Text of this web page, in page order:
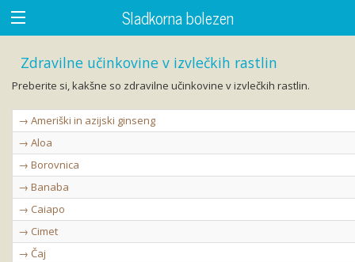
Sladkorna bolezen
Zdravilne učinkovine v izvlečkih rastlin
Preberite si, kakšne so zdravilne učinkovine v izvlečkih rastlin.
→ Ameriški in azijski ginseng
→ Aloa
→ Borovnica
→ Banaba
→ Caiapo
→ Cimet
→ Čaj